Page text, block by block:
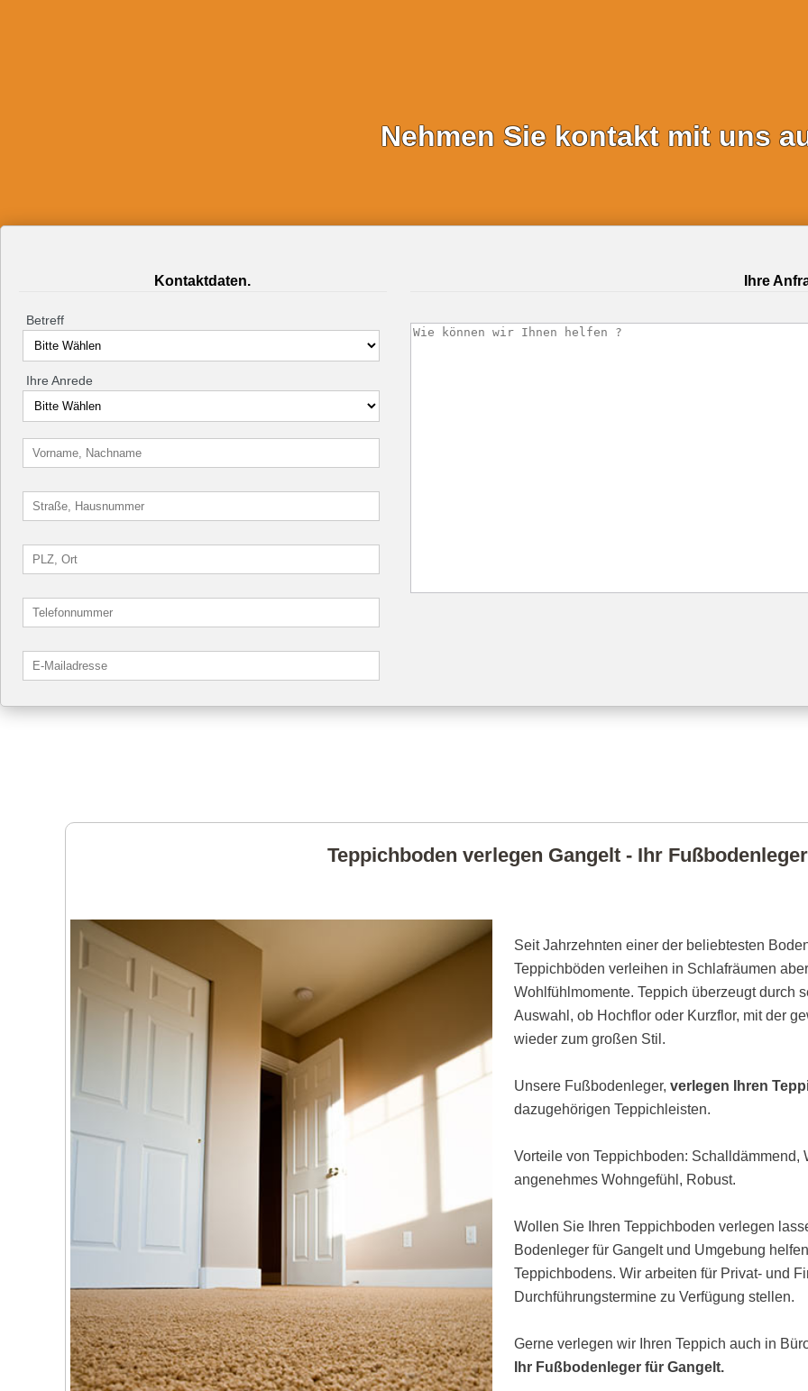
Nehmen Sie kontakt mit uns
Kontaktdaten.
Betreff
Ihre Anrede
Ihre
Teppichboden verlegen Gangelt - Ihr
Seit Jahrzehnten einer der beliebtesten
Teppichböden verleihen in Schlafräumen
Wohlfühlmomente. Teppich überzeugt durch
Auswahl, ob Hochflor oder Kurzflor, mit der
wieder zum großen Stil.
Unsere Fußbodenleger,verlegen Ihren
dazugehörigen Teppichleisten.
Vorteile von Teppichboden:
angenehmes Wohngefühl, Robust.
Wollen Sie Ihren Teppichboden verlegen
Bodenleger für Gangelt und Umgebung
Teppichbodens. Wir arbeiten für Privat- und
Durchführungstermine zu Verfügung stellen.
Gerne verlegen wir Ihren Teppich auch in
Ihr Fußbodenleger für Gangelt.